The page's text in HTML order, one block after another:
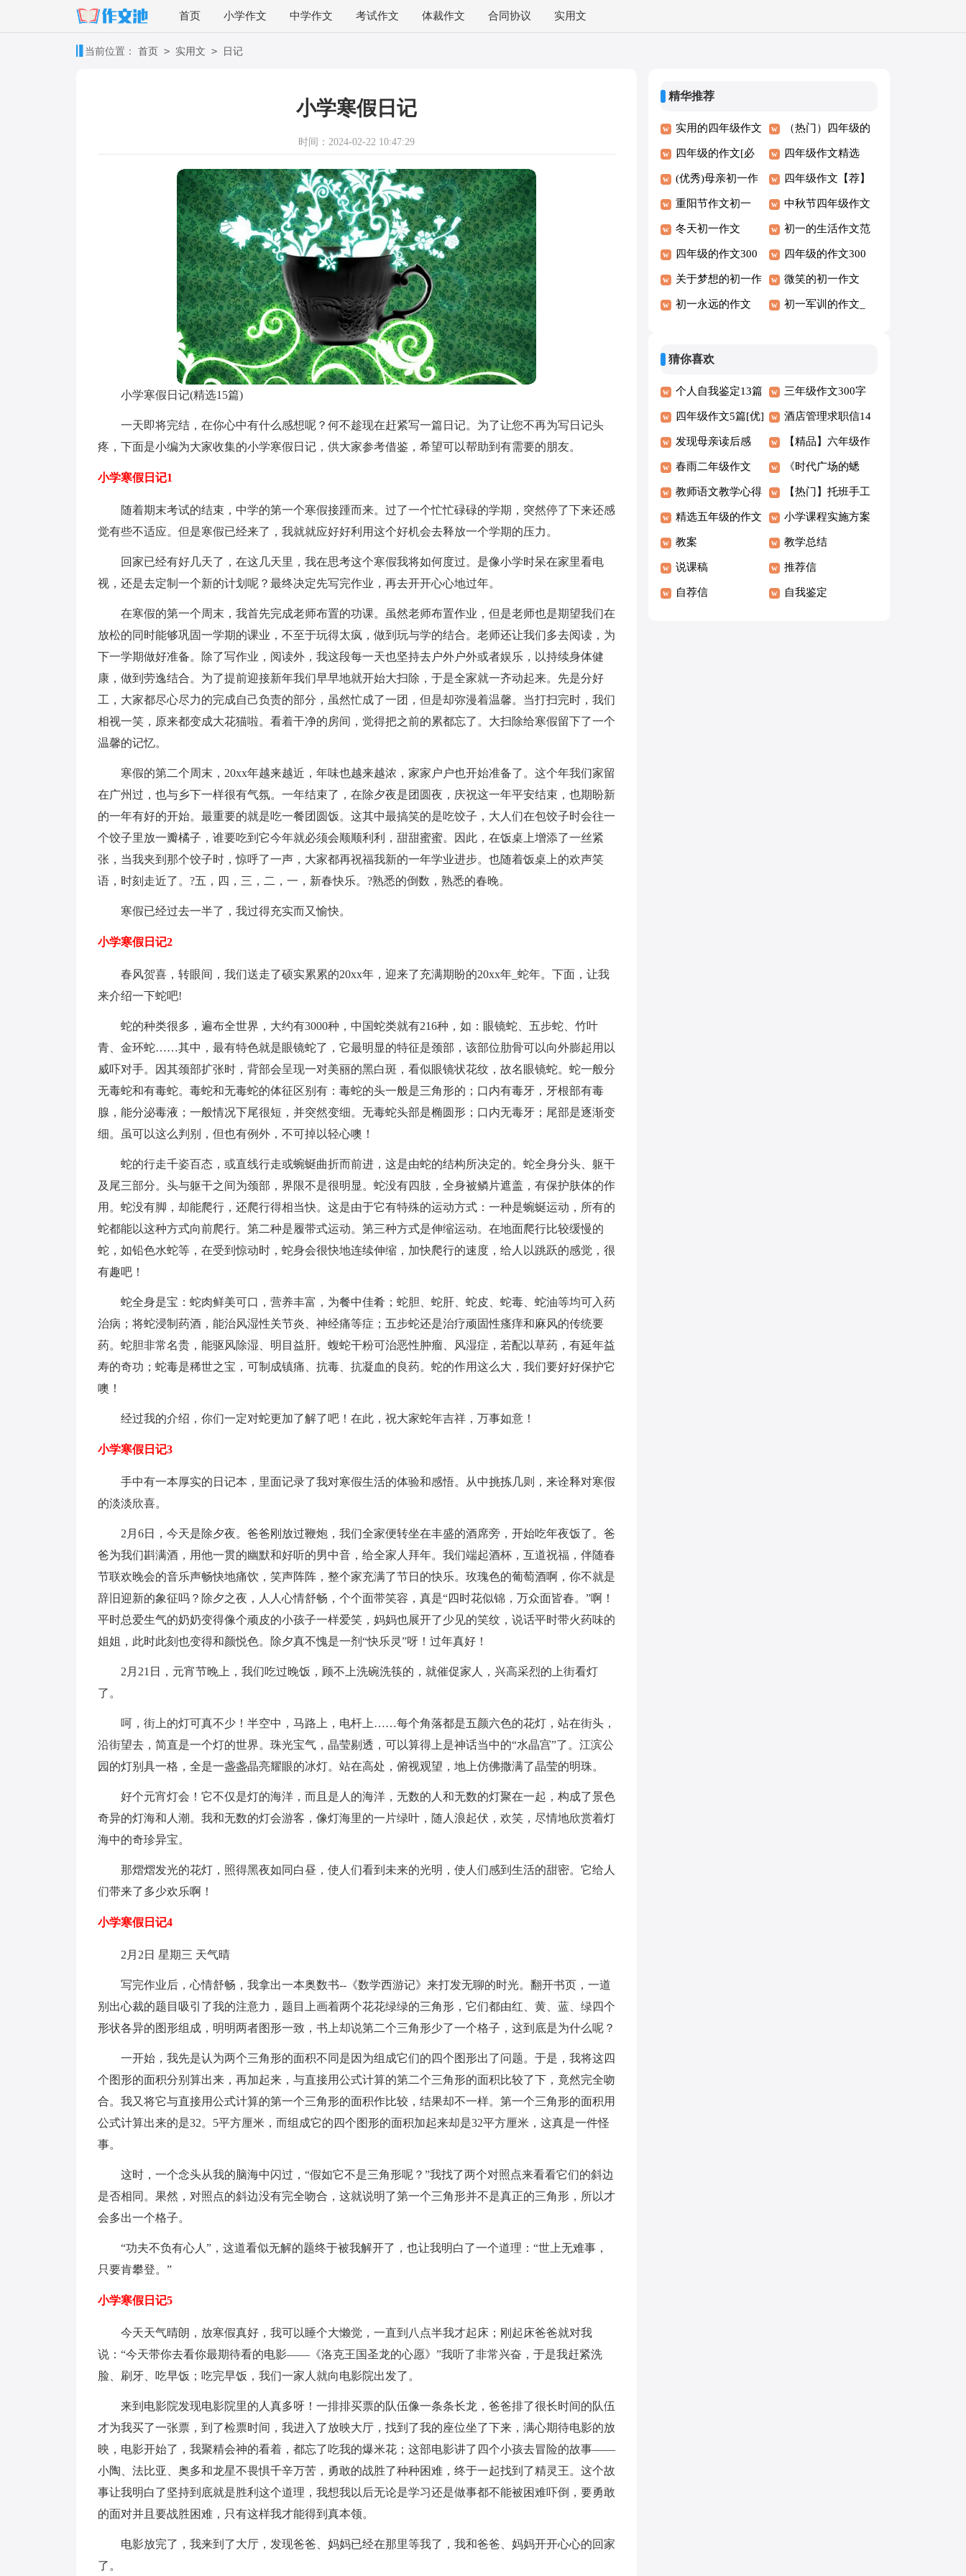
首页 小学作文 中学作文 考试作文 体裁作文 合同协议 实用文
当前位置： 首页 > 实用文 > 日记
小学寒假日记
时间：2024-02-22 10:47:29
小学寒假日记(精选15篇)
一天即将完结，在你心中有什么感想呢？何不趁现在赶紧写一篇日记。为了让您不再为写日记头
疼，下面是小编为大家收集的小学寒假日记，供大家参考借鉴，希望可以帮助到有需要的朋友。
小学寒假日记1
随着期末考试的结束，中学的第一个寒假接踵而来。过了一个忙忙碌碌的学期，突然停了下来还感
觉有些不适应。但是寒假已经来了，我就就应好好利用这个好机会去释放一个学期的压力。
回家已经有好几天了，在这几天里，我在思考这个寒假我将如何度过。是像小学时呆在家里看电
视，还是去定制一个新的计划呢？最终决定先写完作业，再去开开心心地过年。
在寒假的第一个周末，我首先完成老师布置的功课。虽然老师布置作业，但是老师也是期望我们在
放松的同时能够巩固一学期的课业，不至于玩得太疯，做到玩与学的结合。老师还让我们多去阅读，为
下一学期做好准备。除了写作业，阅读外，我这段每一天也坚持去户外户外或者娱乐，以持续身体健
康，做到劳逸结合。为了提前迎接新年我们早早地就开始大扫除，于是全家就一齐动起来。先是分好
工，大家都尽心尽力的完成自己负责的部分，虽然忙成了一团，但是却弥漫着温馨。当打扫完时，我们
相视一笑，原来都变成大花猫啦。看着干净的房间，觉得把之前的累都忘了。大扫除给寒假留下了一个
温馨的记忆。
寒假的第二个周末，20xx年越来越近，年味也越来越浓，家家户户也开始准备了。这个年我们家留
在广州过，也与乡下一样很有气氛。一年结束了，在除夕夜是团圆夜，庆祝这一年平安结束，也期盼新
的一年有好的开始。最重要的就是吃一餐团圆饭。这其中最搞笑的是吃饺子，大人们在包饺子时会往一
个饺子里放一瓣橘子，谁要吃到它今年就必须会顺顺利利，甜甜蜜蜜。因此，在饭桌上增添了一丝紧
张，当我夹到那个饺子时，惊呼了一声，大家都再祝福我新的一年学业进步。也随着饭桌上的欢声笑
语，时刻走近了。?五，四，三，二，一，新春快乐。?熟悉的倒数，熟悉的春晚。
寒假已经过去一半了，我过得充实而又愉快。
小学寒假日记2
春风贺喜，转眼间，我们送走了硕实累累的20xx年，迎来了充满期盼的20xx年_蛇年。下面，让我
来介绍一下蛇吧!
蛇的种类很多，遍布全世界，大约有3000种，中国蛇类就有216种，如：眼镜蛇、五步蛇、竹叶
青、金环蛇……其中，最有特色就是眼镜蛇了，它最明显的特征是颈部，该部位肋骨可以向外膨起用以
威吓对手。因其颈部扩张时，背部会呈现一对美丽的黑白斑，看似眼镜状花纹，故名眼镜蛇。蛇一般分
无毒蛇和有毒蛇。毒蛇和无毒蛇的体征区别有：毒蛇的头一般是三角形的；口内有毒牙，牙根部有毒
腺，能分泌毒液；一般情况下尾很短，并突然变细。无毒蛇头部是椭圆形；口内无毒牙；尾部是逐渐变
细。虽可以这么判别，但也有例外，不可掉以轻心噢！
蛇的行走千姿百态，或直线行走或蜿蜒曲折而前进，这是由蛇的结构所决定的。蛇全身分头、躯干
及尾三部分。头与躯干之间为颈部，界限不是很明显。蛇没有四肢，全身被鳞片遮盖，有保护肤体的作
用。蛇没有脚，却能爬行，还爬行得相当快。这是由于它有特殊的运动方式：一种是蜿蜒运动，所有的
蛇都能以这种方式向前爬行。第二种是履带式运动。第三种方式是伸缩运动。在地面爬行比较缓慢的
蛇，如铅色水蛇等，在受到惊动时，蛇身会很快地连续伸缩，加快爬行的速度，给人以跳跃的感觉，很
有趣吧！
蛇全身是宝：蛇肉鲜美可口，营养丰富，为餐中佳肴；蛇胆、蛇肝、蛇皮、蛇毒、蛇油等均可入药
治病；将蛇浸制药酒，能治风湿性关节炎、神经痛等症；五步蛇还是治疗顽固性瘙痒和麻风的传统要
药。蛇胆非常名贵，能驱风除湿、明目益肝。蝮蛇干粉可治恶性肿瘤、风湿症，若配以草药，有延年益
寿的奇功；蛇毒是稀世之宝，可制成镇痛、抗毒、抗凝血的良药。蛇的作用这么大，我们要好好保护它
噢！
经过我的介绍，你们一定对蛇更加了解了吧！在此，祝大家蛇年吉祥，万事如意！
小学寒假日记3
手中有一本厚实的日记本，里面记录了我对寒假生活的体验和感悟。从中挑拣几则，来诠释对寒假
的淡淡欣喜。
2月6日，今天是除夕夜。爸爸刚放过鞭炮，我们全家便转坐在丰盛的酒席旁，开始吃年夜饭了。爸
爸为我们斟满酒，用他一贯的幽默和好听的男中音，给全家人拜年。我们端起酒杯，互道祝福，伴随春
节联欢晚会的音乐声畅快地痛饮，笑声阵阵，整个家充满了节日的快乐。玫瑰色的葡萄酒啊，你不就是
辞旧迎新的象征吗？除夕之夜，人人心情舒畅，个个面带笑容，真是“四时花似锦，万众面皆春。”啊！
平时总爱生气的奶奶变得像个顽皮的小孩子一样爱笑，妈妈也展开了少见的笑纹，说话平时带火药味的
姐姐，此时此刻也变得和颜悦色。除夕真不愧是一剂“快乐灵”呀！过年真好！
2月21日，元宵节晚上，我们吃过晚饭，顾不上洗碗洗筷的，就催促家人，兴高采烈的上街看灯
了。
呵，街上的灯可真不少！半空中，马路上，电杆上……每个角落都是五颜六色的花灯，站在街头，
沿街望去，简直是一个灯的世界。珠光宝气，晶莹剔透，可以算得上是神话当中的“水晶宫”了。江滨公
园的灯别具一格，全是一盏盏晶亮耀眼的冰灯。站在高处，俯视观望，地上仿佛撒满了晶莹的明珠。
好个元宵灯会！它不仅是灯的海洋，而且是人的海洋，无数的人和无数的灯聚在一起，构成了景色
奇异的灯海和人潮。我和无数的灯会游客，像灯海里的一片绿叶，随人浪起伏，欢笑，尽情地欣赏着灯
海中的奇珍异宝。
那熠熠发光的花灯，照得黑夜如同白昼，使人们看到未来的光明，使人们感到生活的甜密。它给人
们带来了多少欢乐啊！
小学寒假日记4
2月2日 星期三 天气晴
写完作业后，心情舒畅，我拿出一本奥数书--《数学西游记》来打发无聊的时光。翻开书页，一道
别出心裁的题目吸引了我的注意力，题目上画着两个花花绿绿的三角形，它们都由红、黄、蓝、绿四个
形状各异的图形组成，明明两者图形一致，书上却说第二个三角形少了一个格子，这到底是为什么呢？
一开始，我先是认为两个三角形的面积不同是因为组成它们的四个图形出了问题。于是，我将这四
个图形的面积分别算出来，再加起来，与直接用公式计算的第二个三角形的面积比较了下，竟然完全吻
合。我又将它与直接用公式计算的第一个三角形的面积作比较，结果却不一样。第一个三角形的面积用
公式计算出来的是32。5平方厘米，而组成它的四个图形的面积加起来却是32平方厘米，这真是一件怪
事。
这时，一个念头从我的脑海中闪过，“假如它不是三角形呢？”我找了两个对照点来看看它们的斜边
是否相同。果然，对照点的斜边没有完全吻合，这就说明了第一个三角形并不是真正的三角形，所以才
会多出一个格子。
“功夫不负有心人”，这道看似无解的题终于被我解开了，也让我明白了一个道理：“世上无难事，
只要肯攀登。”
小学寒假日记5
今天天气晴朗，放寒假真好，我可以睡个大懒觉，一直到八点半我才起床；刚起床爸爸就对我
说：“今天带你去看你最期待看的电影——《洛克王国圣龙的心愿》”我听了非常兴奋，于是我赶紧洗
脸、刷牙、吃早饭；吃完早饭，我们一家人就向电影院出发了。
来到电影院发现电影院里的人真多呀！一排排买票的队伍像一条条长龙，爸爸排了很长时间的队伍
才为我买了一张票，到了检票时间，我进入了放映大厅，找到了我的座位坐了下来，满心期待电影的放
映，电影开始了，我聚精会神的看着，都忘了吃我的爆米花；这部电影讲了四个小孩去冒险的故事——
小陶、法比亚、奥多和龙星不畏惧千辛万苦，勇敢的战胜了种种困难，终于一起找到了精灵王。这个故
事让我明白了坚持到底就是胜利这个道理，我想我以后无论是学习还是做事都不能被困难吓倒，要勇敢
的面对并且要战胜困难，只有这样我才能得到真本领。
电影放完了，我来到了大厅，发现爸爸、妈妈已经在那里等我了，我和爸爸、妈妈开开心心的回家
了。
精华推荐
实用的四年级作文
大全（4篇）
（热门）四年级的
作文5篇
四年级的作文[必
备9篇]
四年级作文精选
(10篇)
(优秀)母亲初一作
文15篇
四年级作文【荐】
重阳节作文初一 中秋节四年级作文
（通用5篇）
冬天初一作文 初一的生活作文范
例【4篇】
四年级的作文300
字[优]
四年级的作文300
字常用(9篇)
关于梦想的初一作
文
微笑的初一作文
初一永远的作文 初一军训的作文_
猜你喜欢
个人自我鉴定13篇
【优】
三年级作文300字
汇总[5篇]
四年级作文5篇[优] 酒店管理求职信14
篇
发现母亲读后感 【精品】六年级作
文300字4篇
春雨二年级作文 《时代广场的蟋
蟀》读后感(通用
15篇)
教师语文教学心得 【热门】托班手工
教案
精选五年级的作文
300字汇编8篇
小学课程实施方案
教案 教学总结
说课稿 推荐信
自荐信 自我鉴定